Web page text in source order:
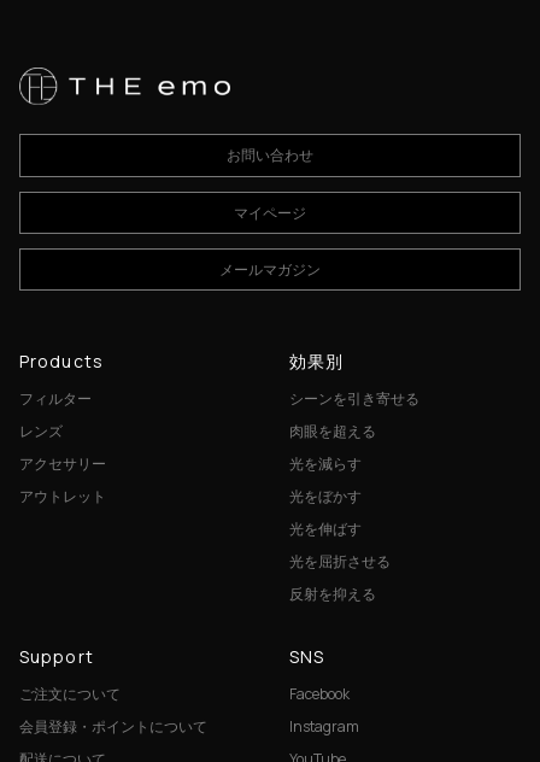
お問い合わせ
マイページ
メールマガジン
Products
フィルター
レンズ
アクセサリー
アウトレット
効果別
シーンを引き寄せる
肉眼を超える
光を減らす
光をぼかす
光を伸ばす
光を屈折させる
反射を抑える
Support
ご注文について
会員登録・ポイントについて
SNS
Facebook
Instagram